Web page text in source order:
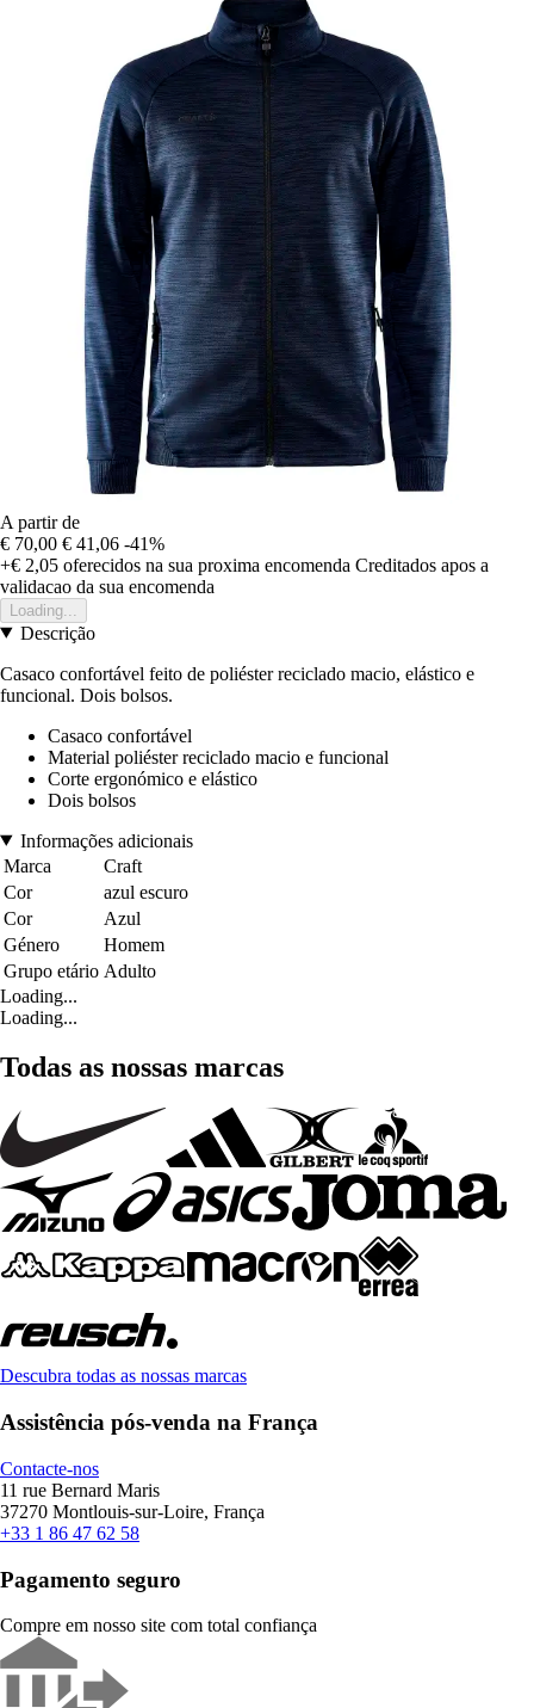
A partir de
€ 70,00 € 41,06 -41%
+€ 2,05 oferecidos na sua proxima encomenda Creditados apos a
validacao da sua encomenda
Loading...
Descrição
Casaco confortável feito de poliéster reciclado macio, elástico e
funcional. Dois bolsos.
Casaco confortável
Material poliéster reciclado macio e funcional
Corte ergonómico e elástico
Dois bolsos
Informações adicionais
Marca
Craft
Cor
azul escuro
Cor
Azul
Género
Homem
Grupo etário Adulto
Loading...
Loading...
Todas as nossas marcas
Descubra todas as nossas marcas
Assistência pós-venda na França
Contacte-nos
11 rue Bernard Maris
37270 Montlouis-sur-Loire, França
+33 1 86 47 62 58
Pagamento seguro
Compre em nosso site com total confiança